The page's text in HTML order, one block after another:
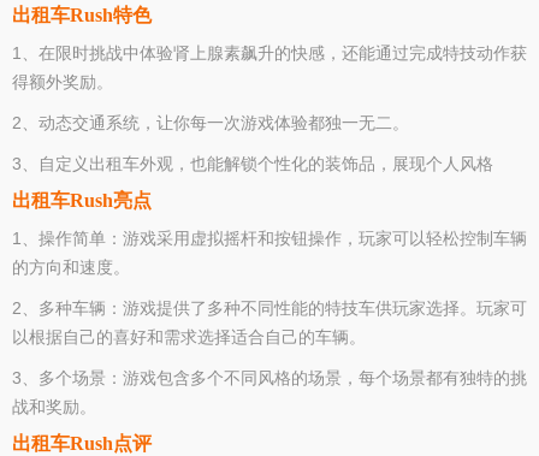
出租车Rush特色
1、在限时挑战中体验肾上腺素飙升的快感，还能通过完成特技动作获
得额外奖励。
2、动态交通系统，让你每一次游戏体验都独一无二。
3、自定义出租车外观，也能解锁个性化的装饰品，展现个人风格
出租车Rush亮点
1、操作简单：游戏采用虚拟摇杆和按钮操作，玩家可以轻松控制车辆
的方向和速度。
2、多种车辆：游戏提供了多种不同性能的特技车供玩家选择。玩家可
以根据自己的喜好和需求选择适合自己的车辆。
3、多个场景：游戏包含多个不同风格的场景，每个场景都有独特的挑
战和奖励。
出租车Rush点评